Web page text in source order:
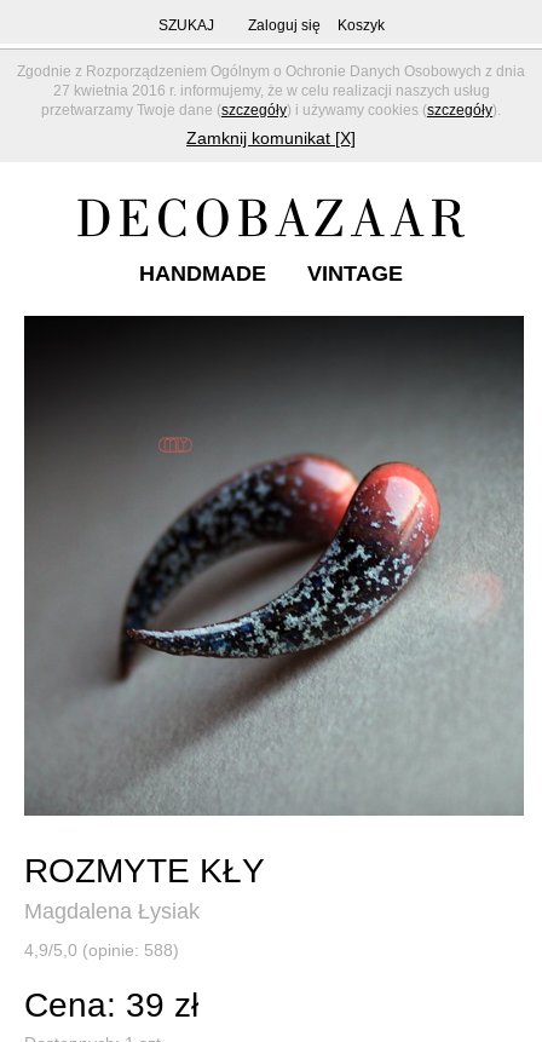
Zgodnie z Rozporządzeniem Ogólnym o Ochronie Danych Osobowych z dnia
27 kwietnia 2016 r. informujemy, że w celu realizacji naszych usług
przetwarzamy Twoje dane (szczegóły) i używamy cookies (szczegóły).
Zamknij komunikat [X]
SZUKAJ Zaloguj się Koszyk
HANDMADE VINTAGE
ROZMYTE KŁY
Magdalena Łysiak
4,9/5,0 (opinie: 588)
Cena: 39 zł